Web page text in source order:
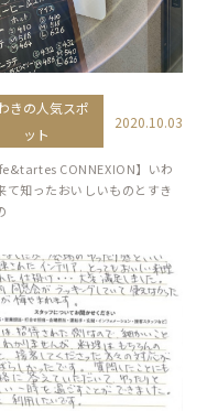
きの人気スポ
ット
2020.10.03
CONNEXION】いわ
て知ったおいしいものとすき